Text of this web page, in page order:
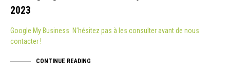
2023
Google My Business N’hésitez pas à les consulter avant de nous
contacter !
CONTINUE READING